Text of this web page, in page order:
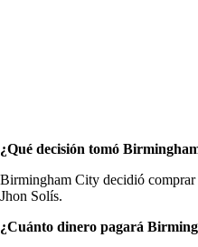
¿Qué decisión tomó
Birmingham City decidió
Jhon Solís.
¿Cuánto dinero pagará